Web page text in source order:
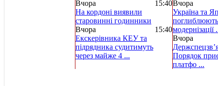
Вчора
15:40
На кордоні виявили
старовинні годинники
Вчора
15:40
Екскерівника КЕУ та
підрядника судитимуть
через майже 4 ...
Вчора
Україна та
модернізації
Вчора
Порядок
платфо ...